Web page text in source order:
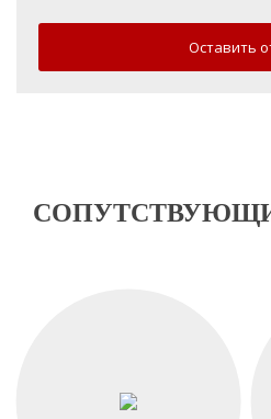
Оставить